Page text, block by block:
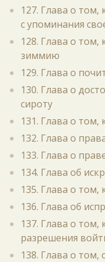
127. Глава о том,
с упоминания
128. Глава о том,
зиммию
129. Глава о
130. Глава о
сироту
131. Глава о том,
132. Глава о
133. Глава о
134. Глава об
135. Глава о том,
136. Глава об
137. Глава о том,
разрешения
138. Глава о том,